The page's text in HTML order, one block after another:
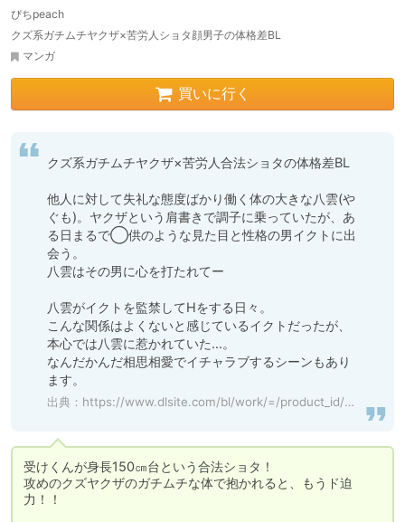
ぴちpeach
クズ系ガチムチヤクザ×苦労人ショタ顔男子の体格差BL
マンガ
買いに行く
クズ系ガチムチヤクザ×苦労人合法ショタの体格差BL
他人に対して失礼な態度ばかり働く体の大きな八雲(や
ぐも)。ヤクザという肩書きで調子に乗っていたが、あ
る日まるで◯供のような見た目と性格の男イクトに出
会う。
八雲はその男に心を打たれてー
八雲がイクトを監禁してHをする日々。
こんな関係はよくないと感じているイクトだったが、
本心では八雲に惹かれていた…。
なんだかんだ相思相愛でイチャラブするシーンもあり
ます。
出典： https://www.dlsite.com/bl/work/=/product_id/RJ01230817.html
受けくんが身長150㎝台という合法ショタ！
攻めのクズヤクザのガチムチな体で抱かれると、もうド迫
力！！